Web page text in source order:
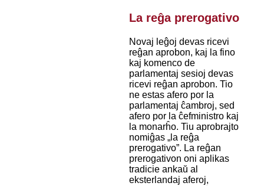
La reĝa prerogativo
Novaj leĝoj devas ricevi
reĝan aprobon, kaj la fino
kaj komenco de
parlamentaj sesioj devas
ricevi reĝan aprobon. Tio
ne estas afero por la
parlamentaj ĉambroj, sed
afero por la ĉefministro kaj
la monarĥo. Tiu aprobrajto
nomiĝas „la reĝa
prerogativo”. La reĝan
prerogativon oni aplikas
tradicie ankaŭ al
eksterlandaj aferoj,